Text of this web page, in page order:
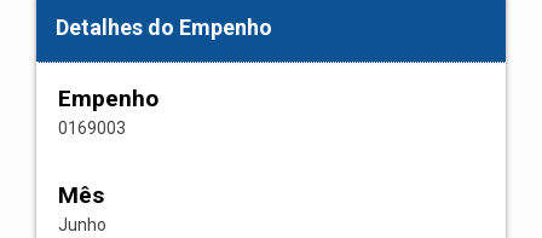
Detalhes do Empenho
Empenho
0169003
Mês
Junho